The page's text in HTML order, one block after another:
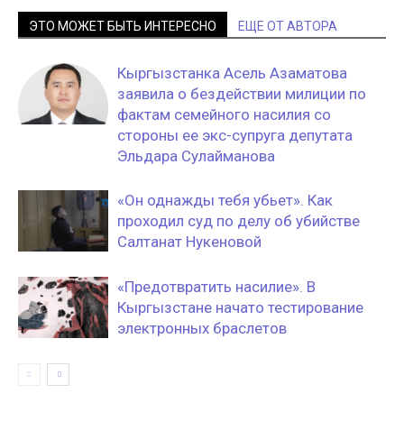
ЭТО МОЖЕТ БЫТЬ ИНТЕРЕСНО ЕЩЕ ОТ АВТОРА
Кыргызстанка Асель Азаматова
заявила о бездействии милиции по
фактам семейного насилия со
стороны ее экс-супруга депутата
Эльдара Сулайманова
«Он однажды тебя убьет». Как
проходил суд по делу об убийстве
Салтанат Нукеновой
«Предотвратить насилие». В
Кыргызстане начато тестирование
электронных браслетов